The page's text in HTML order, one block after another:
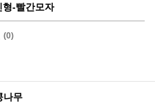
형-빨간모자
(0)
나무